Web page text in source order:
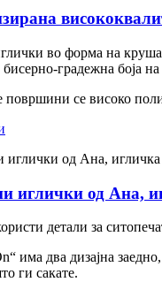
во форма на
градежна боја
површини се високо
иглички од Ана,
детали за
има два дизајна
ги сакате.